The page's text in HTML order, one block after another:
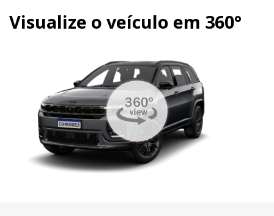
Visualize o veículo em 360°